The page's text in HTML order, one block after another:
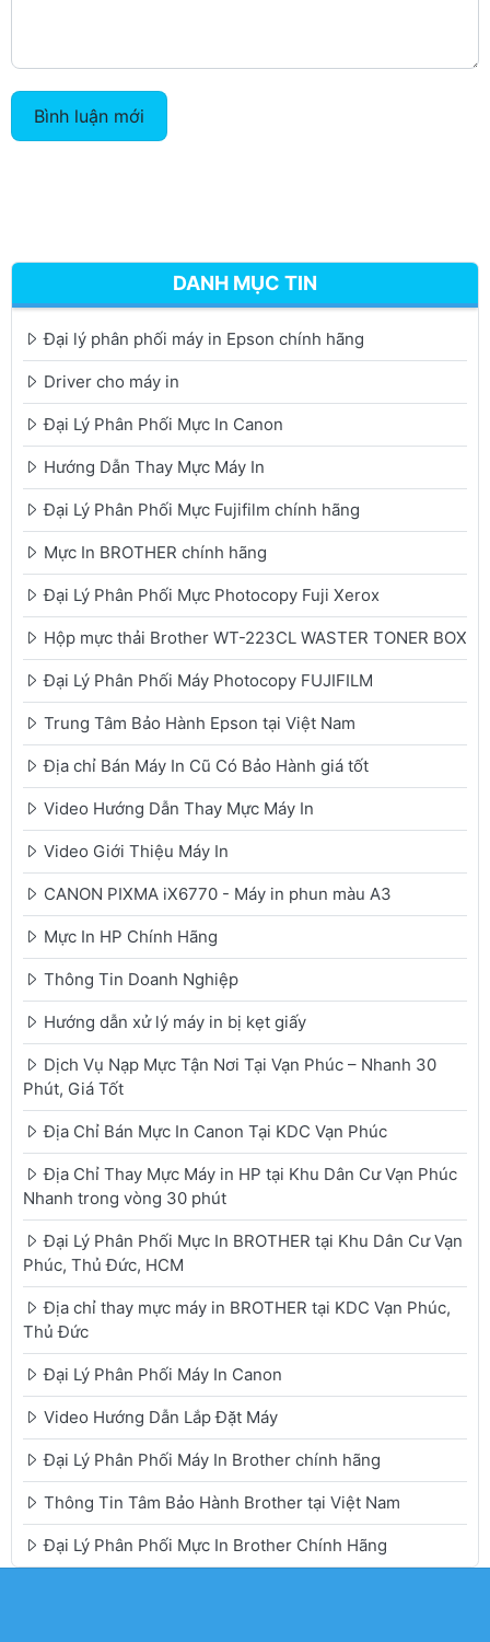
Bình luận mới
DANH MỤC TIN
Đại lý phân phối máy in Epson chính hãng
Driver cho máy in
Đại Lý Phân Phối Mực In Canon
Hướng Dẫn Thay Mực Máy In
Đại Lý Phân Phối Mực Fujifilm chính hãng
Mực In BROTHER chính hãng
Đại Lý Phân Phối Mực Photocopy Fuji Xerox
Hộp mực thải Brother WT-223CL WASTER TONER BOX
Đại Lý Phân Phối Máy Photocopy FUJIFILM
Trung Tâm Bảo Hành Epson tại Việt Nam
Địa chỉ Bán Máy In Cũ Có Bảo Hành giá tốt
Video Hướng Dẫn Thay Mực Máy In
Video Giới Thiệu Máy In
CANON PIXMA iX6770 - Máy in phun màu A3
Mực In HP Chính Hãng
Thông Tin Doanh Nghiệp
Hướng dẫn xử lý máy in bị kẹt giấy
Dịch Vụ Nạp Mực Tận Nơi Tại Vạn Phúc – Nhanh 30
Phút, Giá Tốt
Địa Chỉ Bán Mực In Canon Tại KDC Vạn Phúc
Địa Chỉ Thay Mực Máy in HP tại Khu Dân Cư Vạn Phúc
Nhanh trong vòng 30 phút
Đại Lý Phân Phối Mực In BROTHER tại Khu Dân Cư Vạn
Phúc, Thủ Đức, HCM
Địa chỉ thay mực máy in BROTHER tại KDC Vạn Phúc,
Thủ Đức
Đại Lý Phân Phối Máy In Canon
Video Hướng Dẫn Lắp Đặt Máy
Đại Lý Phân Phối Máy In Brother chính hãng
Thông Tin Tâm Bảo Hành Brother tại Việt Nam
Đại Lý Phân Phối Mực In Brother Chính Hãng